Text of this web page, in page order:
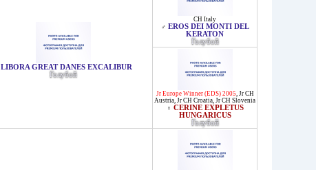
LIBORA GREAT DANES EXCALIBUR
Голубой
CH Italy
♂ EROS DEI MONTI DEL
KERATON
Голубой
Jr Europe Winner (EDS) 2005, Jr CH
Austria, Jr CH Croatia, Jr CH Slovenia
♀ CERINE EXPLETUS
HUNGARICUS
Голубой